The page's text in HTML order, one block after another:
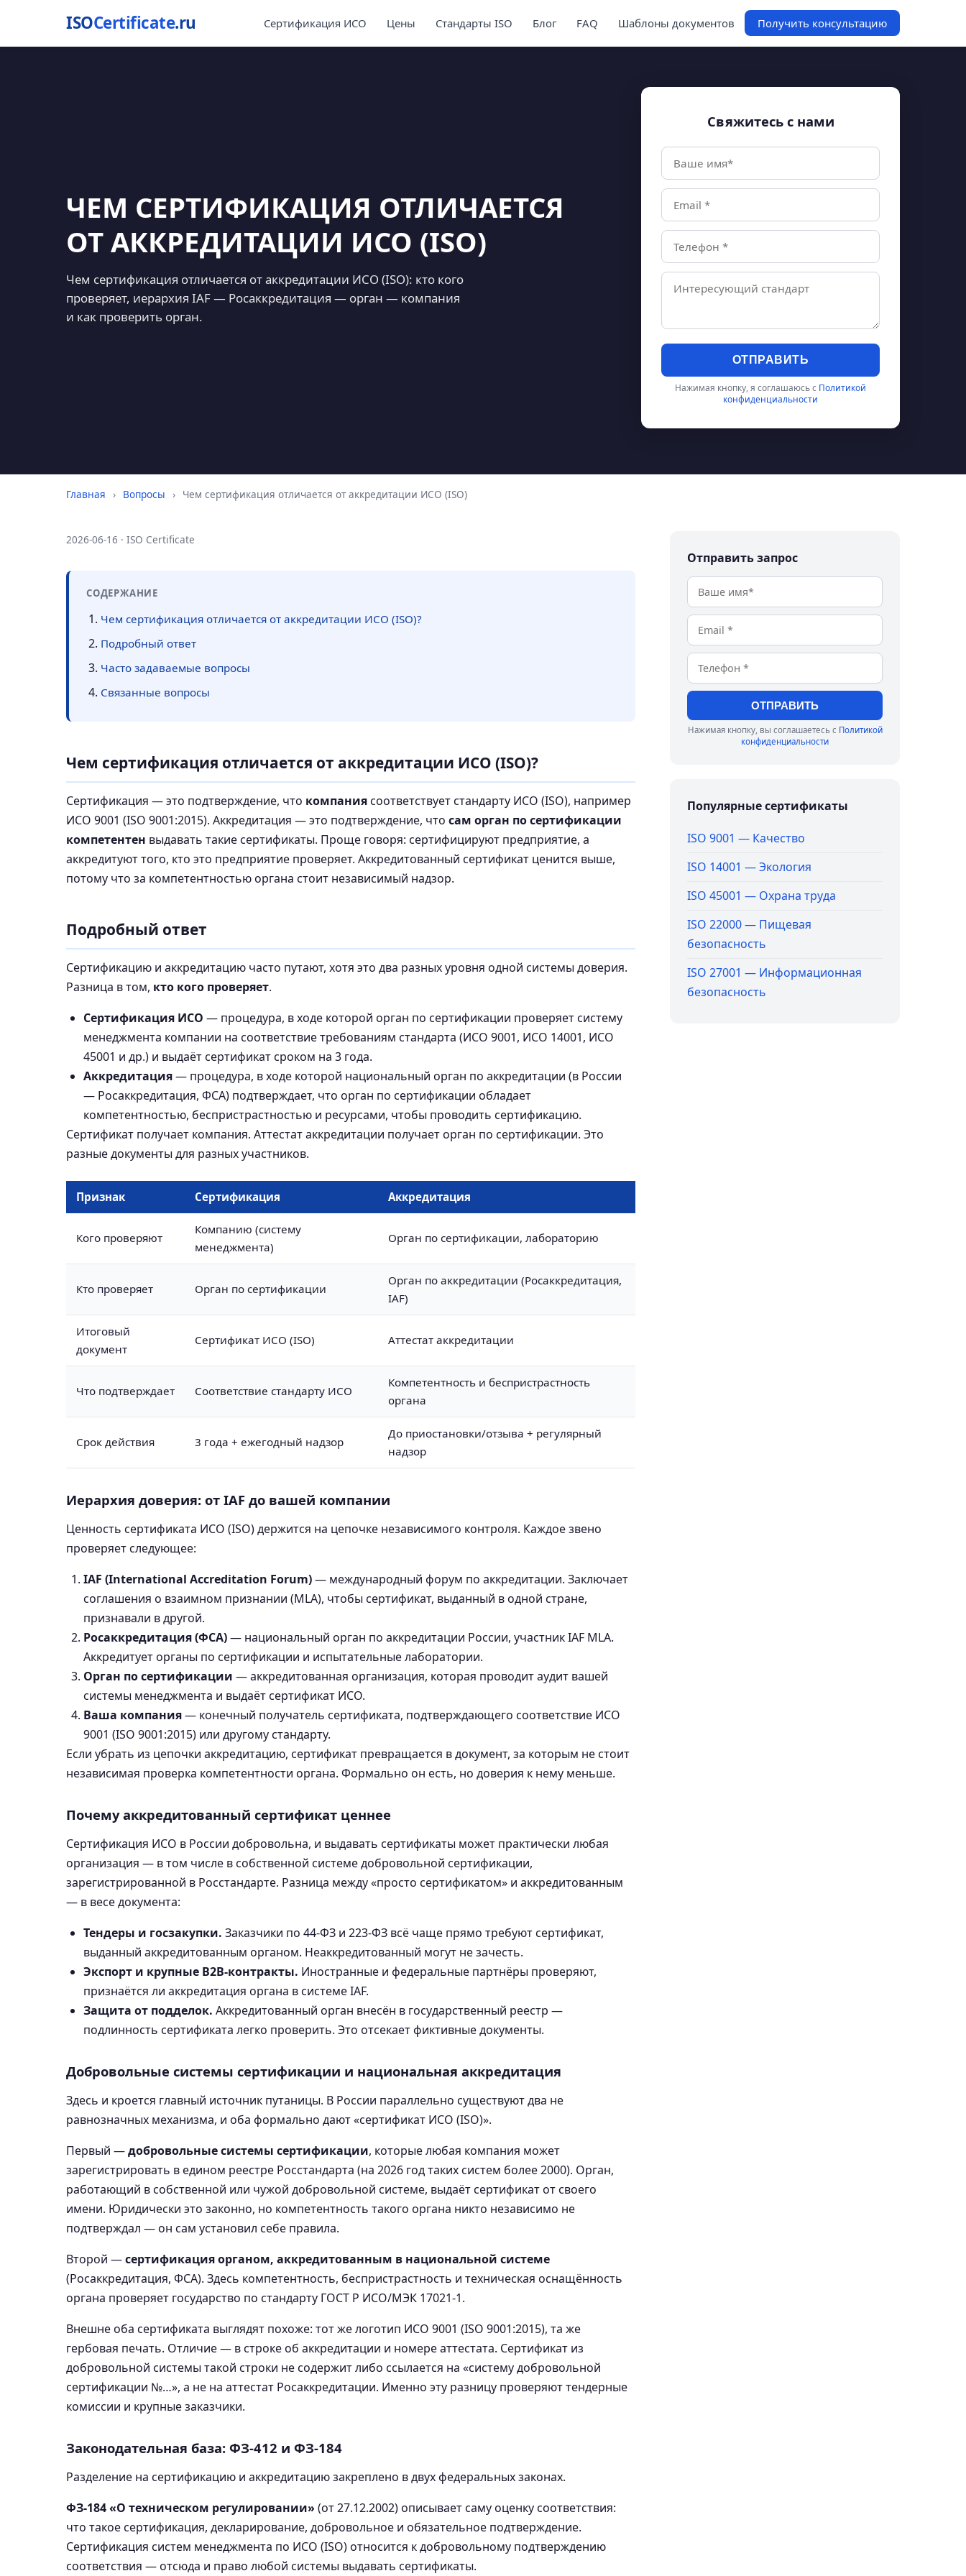
ISOCertificate.ru Сертификация ИСО Цены Стандарты ISO Блог FAQ Шаблоны документов Получить консультацию
ЧЕМ СЕРТИФИКАЦИЯ ОТЛИЧАЕТСЯ
ОТ АККРЕДИТАЦИИ ИСО (ISO)
Чем сертификация отличается от аккредитации ИСО (ISO): кто кого
проверяет, иерархия IAF — Росаккредитация — орган — компания
и как проверить орган.
Свяжитесь с нами
ОТПРАВИТЬ
Нажимая кнопку, я соглашаюсь с Политикой
конфиденциальности
Главная › Вопросы › Чем сертификация отличается от аккредитации ИСО (ISO)
2026-06-16 · ISO Certificate
СОДЕРЖАНИЕ
Чем сертификация отличается от аккредитации ИСО (ISO)?
Подробный ответ
Часто задаваемые вопросы
Связанные вопросы
Чем сертификация отличается от аккредитации ИСО (ISO)?
Сертификация — это подтверждение, что компаниясоответствует стандарту ИСО (ISO), например
ИСО 9001 (ISO 9001:2015). Аккредитация — это подтверждение, что сам орган по сертификации
компетентен выдавать такие сертификаты. Проще говоря: сертифицируют предприятие, а
аккредитуют того, кто это предприятие проверяет. Аккредитованный сертификат ценится выше,
потому что за компетентностью органа стоит независимый надзор.
Подробный ответ
Сертификацию и аккредитацию часто путают, хотя это два разных уровня одной системы доверия.
Разница в том, кто кого проверяет.
Сертификация ИСО — процедура, в ходе которой орган по сертификации проверяет систему
менеджмента компании на соответствие требованиям стандарта (ИСО 9001, ИСО 14001, ИСО
45001 и др.) и выдаёт сертификат сроком на 3 года.
Аккредитация— процедура, в ходе которой национальный орган по аккредитации (в России
— Росаккредитация, ФСА) подтверждает, что орган по сертификации обладает
компетентностью, беспристрастностью и ресурсами, чтобы проводить сертификацию.
Сертификат получает компания. Аттестат аккредитации получает орган по сертификации. Это
разные документы для разных участников.
Признак Сертификация Аккредитация
Кого проверяют
Компанию (систему
менеджмента)
Орган по сертификации, лабораторию
Кто проверяет Орган по сертификации
Орган по аккредитации (Росаккредитация,
IAF)
Итоговый
документ
Сертификат ИСО (ISO) Аттестат аккредитации
Что подтверждает Соответствие стандарту ИСО
Компетентность и беспристрастность
органа
Срок действия 3 года + ежегодный надзор
До приостановки/отзыва + регулярный
надзор
Иерархия доверия: от IAF до вашей компании
Ценность сертификата ИСО (ISO) держится на цепочке независимого контроля. Каждое звено
проверяет следующее:
IAF (International Accreditation Forum)— международный форум по аккредитации. Заключает
соглашения о взаимном признании (MLA), чтобы сертификат, выданный в одной стране,
признавали в другой.
Росаккредитация (ФСА)— национальный орган по аккредитации России, участник IAF MLA.
Аккредитует органы по сертификации и испытательные лаборатории.
Орган по сертификации — аккредитованная организация, которая проводит аудит вашей
системы менеджмента и выдаёт сертификат ИСО.
Ваша компания— конечный получатель сертификата, подтверждающего соответствие ИСО
9001 (ISO 9001:2015) или другому стандарту.
Если убрать из цепочки аккредитацию, сертификат превращается в документ, за которым не стоит
независимая проверка компетентности органа. Формально он есть, но доверия к нему меньше.
Почему аккредитованный сертификат ценнее
Сертификация ИСО в России добровольна, и выдавать сертификаты может практически любая
организация — в том числе в собственной системе добровольной сертификации,
зарегистрированной в Росстандарте. Разница между «просто сертификатом» и аккредитованным
— в весе документа:
Тендеры и госзакупки. Заказчики по 44-ФЗ и 223-ФЗ всё чаще прямо требуют сертификат,
выданный аккредитованным органом. Неаккредитованный могут не зачесть.
Экспорт и крупные B2B-контракты. Иностранные и федеральные партнёры проверяют,
признаётся ли аккредитация органа в системе IAF.
Защита от подделок. Аккредитованный орган внесён в государственный реестр —
подлинность сертификата легко проверить. Это отсекает фиктивные документы.
Добровольные системы сертификации и национальная аккредитация
Здесь и кроется главный источник путаницы. В России параллельно существуют два не
равнозначных механизма, и оба формально дают «сертификат ИСО (ISO)».
Первый —добровольные системы сертификации, которые любая компания может
зарегистрировать в едином реестре Росстандарта (на 2026 год таких систем более 2000). Орган,
работающий в собственной или чужой добровольной системе, выдаёт сертификат от своего
имени. Юридически это законно, но компетентность такого органа никто независимо не
подтверждал — он сам установил себе правила.
Второй —сертификация органом, аккредитованным в национальной системе
(Росаккредитация, ФСА). Здесь компетентность, беспристрастность и техническая оснащённость
органа проверяет государство по стандарту ГОСТ Р ИСО/МЭК 17021-1.
Внешне оба сертификата выглядят похоже: тот же логотип ИСО 9001 (ISO 9001:2015), та же
гербовая печать. Отличие — в строке об аккредитации и номере аттестата. Сертификат из
добровольной системы такой строки не содержит либо ссылается на «систему добровольной
сертификации №…», а не на аттестат Росаккредитации. Именно эту разницу проверяют тендерные
комиссии и крупные заказчики.
Законодательная база: ФЗ-412 и ФЗ-184
Разделение на сертификацию и аккредитацию закреплено в двух федеральных законах.
ФЗ-184 «О техническом регулировании» (от 27.12.2002) описывает саму оценку соответствия:
что такое сертификация, декларирование, добровольное и обязательное подтверждение.
Сертификация систем менеджмента по ИСО (ISO) относится к добровольному подтверждению
соответствия — отсюда и право любой системы выдавать сертификаты.
Отправить запрос
ОТПРАВИТЬ
Нажимая кнопку, вы соглашаетесь с Политикой
конфиденциальности
Популярные сертификаты
ISO 9001 — Качество
ISO 14001 — Экология
ISO 45001 — Охрана труда
ISO 22000 — Пищевая
безопасность
ISO 27001 — Информационная
безопасность